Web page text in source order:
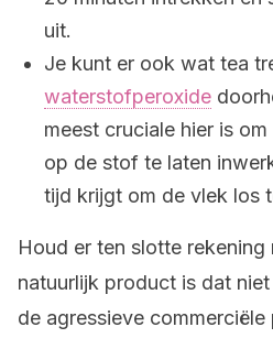
uit.
Je kunt er ook wat tea
waterstofperoxide
meest cruciale hier is
op de stof te laten
tijd krijgt om de vlek los
Houd er ten slotte rekening
natuurlijk product is dat
de agressieve